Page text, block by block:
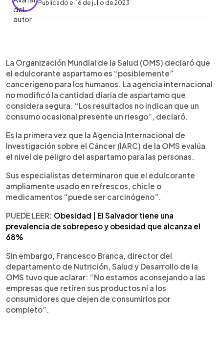
Publicado el 16 de julio de 2023
Escuchar artículo
La Organización Mundial de la Salud (OMS) declaró que
el edulcorante aspartamo es “posiblemente”
cancerígeno para los humanos. La agencia internacional
no modificó la cantidad diaria de aspartamo que
considera segura. “Los resultados no indican que un
consumo ocasional presente un riesgo”, declaró.
Es la primera vez que la Agencia Internacional de
Investigación sobre el Cáncer (IARC) de la OMS evalúa
el nivel de peligro del aspartamo para las personas.
Sus especialistas determinaron que el edulcorante
ampliamente usado en refrescos, chicle o
medicamentos “puede ser carcinógeno”.
PUEDE LEER: Obesidad | El Salvador tiene una
prevalencia de sobrepeso y obesidad que alcanza el
68%
Sin embargo, Francesco Branca, director del
departamento de Nutrición, Salud y Desarrollo de la
OMS tuvo que aclarar: “No estamos aconsejando a las
empresas que retiren sus productos ni a los
consumidores que dejen de consumirlos por
completo”.